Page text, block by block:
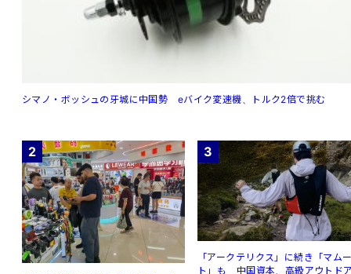
シマノ・ボッシュの牙城に中国勢 eバイク変速機、トルク2倍で挑む
2 3
「アークテリクス」に続き「マム
ト」も 中国資本、高級アウトド